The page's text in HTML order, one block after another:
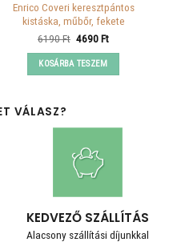
Enrico Coveri keresztpántos
kistáska, műbőr, fekete
6190Ft Original
was:
6190 Ft.
4690FtCurrent
KOSÁRBA TESZEM
VÁLASZ?
KEDVEZŐ SZÁLLÍTÁS
Alacsony szállítási díjunkkal